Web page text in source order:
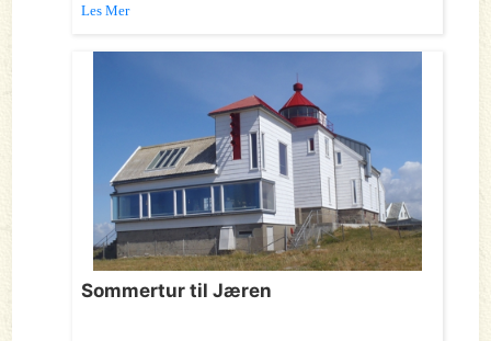
Les Mer
Sommertur til Jæren